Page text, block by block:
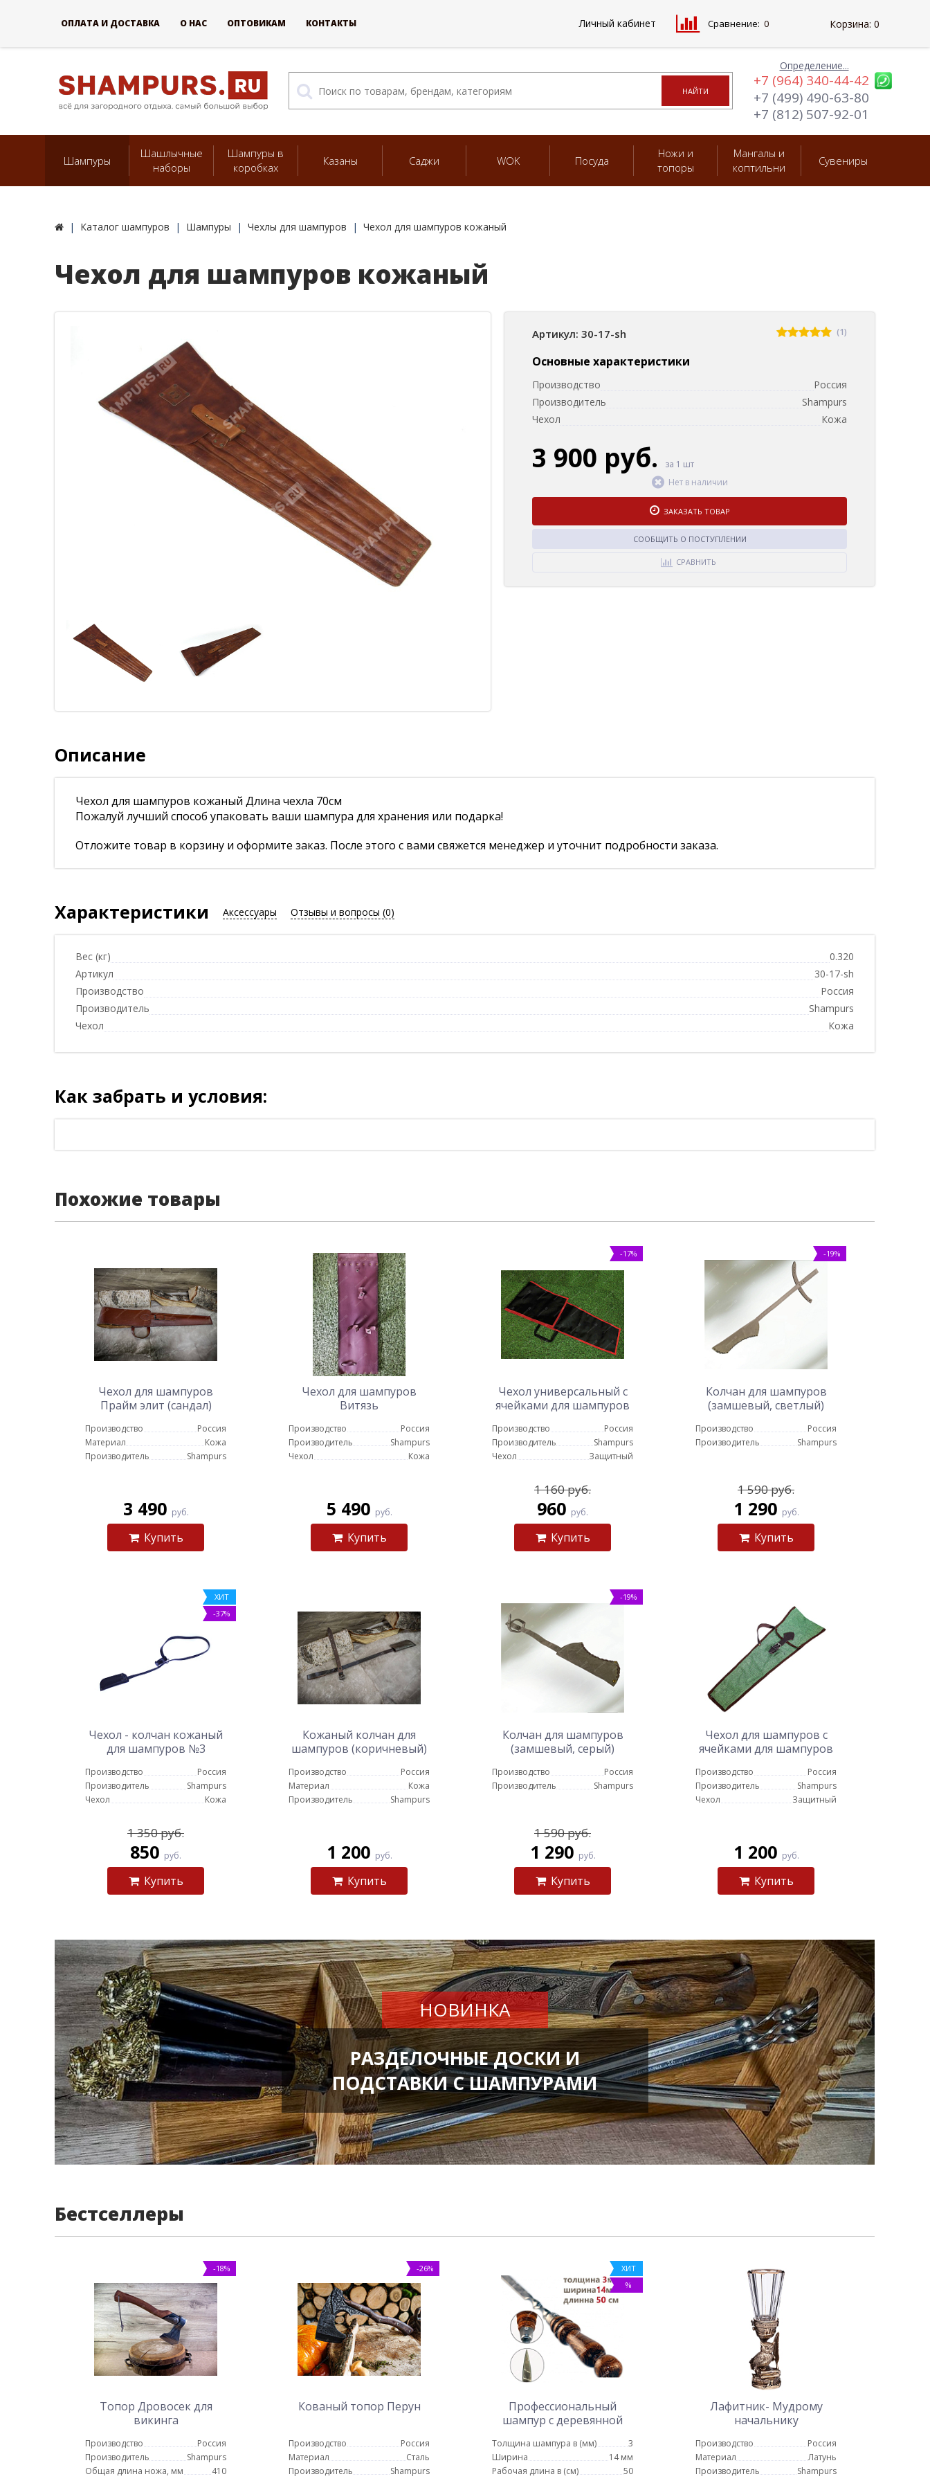
Определение...
+7 (964) 340-44-42
+7 (499) 490-63-80
+7 (812) 507-92-01
Шампуры
Шашлычные
наборы
Шампуры в
коробках
Казаны Саджи WOK Посуда
Ножи и
топоры
Мангалы и
коптильни
Сувениры
Каталог шампуров Шампуры Чехлы для шампуров Чехол для шампуров кожаный
Чехол для шампуров кожаный
Артикул: 30-17-sh (1)
Основные характеристики
Производство
Россия
Производитель
Shampurs
Чехол
Кожа
3 900 руб.
за 1 шт
Нет в наличии
ЗАКАЗАТЬ ТОВАР
СООБЩИТЬ О ПОСТУПЛЕНИИ
СРАВНИТЬ
Описание
Чехол для шампуров кожаный Длина чехла 70см
Пожалуй лучший способ упаковать ваши шампура для хранения или подарка!
Отложите товар в корзину и оформите заказ. После этого с вами свяжется менеджер и уточнит подробности заказа.
Характеристики Аксессуары Отзывы и вопросы (0)
Вес (кг)
0.320
Артикул
30-17-sh
Производство
Россия
Производитель
Shampurs
Чехол
Кожа
Как забрать и условия:
Похожие товары
Чехол для шампуров
Прайм элит (сандал)
Производство
Россия
Материал
Кожа
Производитель
Shampurs
3 490 руб.
Купить
Чехол для шампуров
Витязь
Производство
Россия
Производитель
Shampurs
Чехол
Кожа
5 490 руб.
Купить
-17%
Чехол универсальный с
ячейками для шампуров
аксессуаров
Производство
Россия
Производитель
Shampurs
Чехол
Защитный
1 160 руб.
960 руб.
Купить
-19%
Колчан для шампуров
(замшевый, светлый)
Производство
Россия
Производитель
Shampurs
1 590 руб.
1 290 руб.
Купить
ХИТ
-37%
Чехол - колчан кожаный
для шампуров №3
Производство
Россия
Производитель
Shampurs
Чехол
Кожа
1 350 руб.
850 руб.
Купить
Кожаный колчан для
шампуров (коричневый)
Производство
Россия
Материал
Кожа
Производитель
Shampurs
1 200 руб.
Купить
-19%
Колчан для шампуров
(замшевый, серый)
Производство
Россия
Производитель
Shampurs
1 590 руб.
1 290 руб.
Купить
Чехол для шампуров с
ячейками для шампуров
аксессуаров
Производство
Россия
Производитель
Shampurs
Чехол
Защитный
1 200 руб.
Купить
НОВИНКА
РАЗДЕЛОЧНЫЕ ДОСКИ И
ПОДСТАВКИ С ШАМПУРАМИ
Бестселлеры
-18%
Топор Дровосек для
викинга
Производство
Россия
Производитель
Shampurs
Общая длина ножа, мм
410
-26%
Кованый топор Перун
Производство
Россия
Материал
Сталь
Производитель
Shampurs
ХИТ
%
Профессиональный
шампур с деревянной
мм - 50 см
Толщина шампура в (мм)
3
Ширина
14 мм
Рабочая длина в (см)
50
Лафитник- Мудрому
начальнику
Производство
Россия
Материал
Латунь
Производитель
Shampurs
ОПЛАТА И ДОСТАВКА О НАС ОПТОВИКАМ КОНТАКТЫ Личный кабинет Сравнение: 0 Корзина: 0